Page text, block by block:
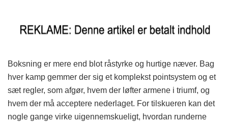
Boksning er mere end blot råstyrke og hurtige næver. Bag
hver kamp gemmer der sig et komplekst pointsystem og et
sæt regler, som afgør, hvem der løfter armene i triumf, og
hvem der må acceptere nederlaget. For tilskueren kan det
nogle gange virke uigennemskueligt, hvordan runderne